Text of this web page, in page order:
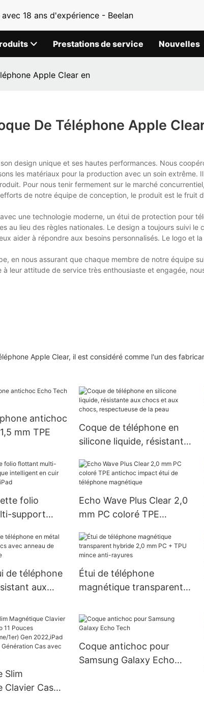
avec 18 ans d'expérience - Beelan
Prestations de service Nouvelles
Apple Clear en
De Téléphone Apple
design unique et ses hautes performances. Nous
les matériaux pour la production avec un soin extrême.
Pour nous tenir fermement sur le marché
de notre équipe de conception, le produit est le fruit
une technologie moderne, un étui de protection pour
au lieu des règles nationales. Le design a toujours suivi
aider à répondre aux besoins personnalisés. Le logo et
en nous assurant que chaque membre de notre équipe
leur attitude de service très enthousiaste et engagée,
Apple Clear, il est considéré comme l'un des
antichoc
mm TPE
Coque de téléphone en
silicone liquide, résistante
respectueuse de la peau
folio
support
pour iPad
Echo Wave Plus Clear 2,0
mm PC coloré TPE
téléphone magnétique
de téléphone
aux
Safe
Étui de téléphone
magnétique transparent
mince anti-rayures
Slim
Clavier Cas
Coque antichoc pour
Samsung Galaxy Echo